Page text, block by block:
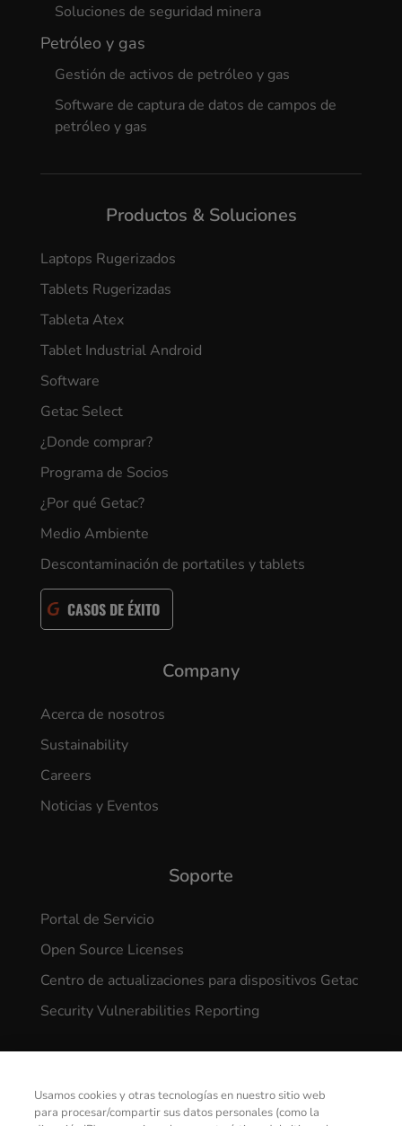
Soluciones de seguridad minera
Petróleo y gas
Gestión de activos de petróleo y gas
Software de captura de datos de campos de
petróleo y gas
Productos & Soluciones
Laptops Rugerizados
Tablets Rugerizadas
Tableta Atex
Tablet Industrial Android
Software
Getac Select
¿Donde comprar?
Programa de Socios
¿Por qué Getac?
Medio Ambiente
Descontaminación de portatiles y tablets
CASOS DE ÉXITO
Company
Acerca de nosotros
Sustainability
Careers
Noticias y Eventos
Soporte
Portal de Servicio
Open Source Licenses
Centro de actualizaciones para dispositivos Getac
Security Vulnerabilities Reporting
Usamos cookies y otras tecnologías en nuestro sitio web
para procesar/compartir sus datos personales (como la